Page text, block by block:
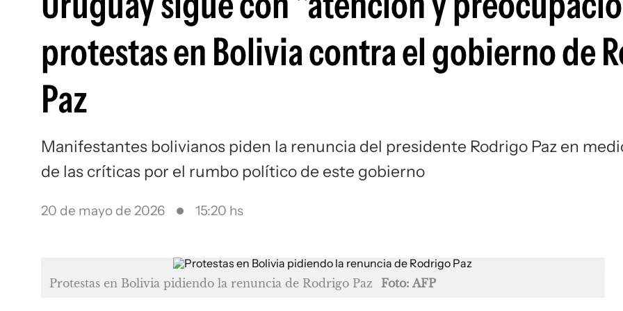
protestas en Bolivia contra el gobierno de
Paz
Manifestantes bolivianos piden la renuncia del presidente Rodrigo Paz en
de las críticas por el rumbo político de este gobierno
20 de mayo de 2026 15:20 hs
Protestas en Bolivia pidiendo la renuncia de Rodrigo Paz Foto: AFP